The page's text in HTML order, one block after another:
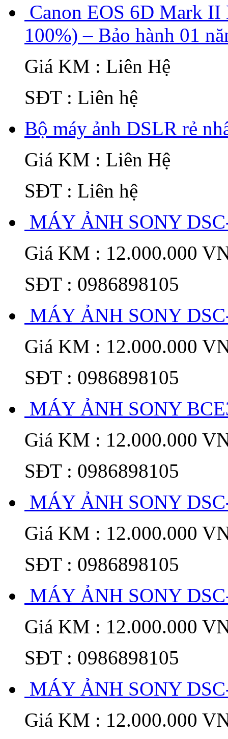
Canon EOS 6D Mark
100%) – Bảo hành 01
Giá KM : Liên Hệ
SĐT : Liên hệ
Bộ máy ảnh DSLR rẻ
Giá KM : Liên Hệ
SĐT : Liên hệ
MÁY ẢNH SONY
Giá KM : 12.000.000
SĐT : 0986898105
MÁY ẢNH SONY
Giá KM : 12.000.000
SĐT : 0986898105
MÁY ẢNH SONY
Giá KM : 12.000.000
SĐT : 0986898105
MÁY ẢNH SONY
Giá KM : 12.000.000
SĐT : 0986898105
MÁY ẢNH SONY
Giá KM : 12.000.000
SĐT : 0986898105
MÁY ẢNH SONY
Giá KM : 12.000.000